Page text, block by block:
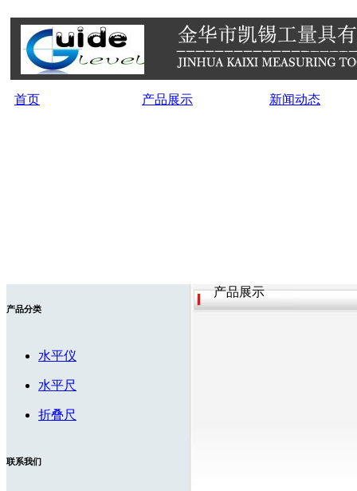
首页 产品展示 新闻动态
产品分类
水平仪
水平尺
折叠尺
联系我们
产品展示